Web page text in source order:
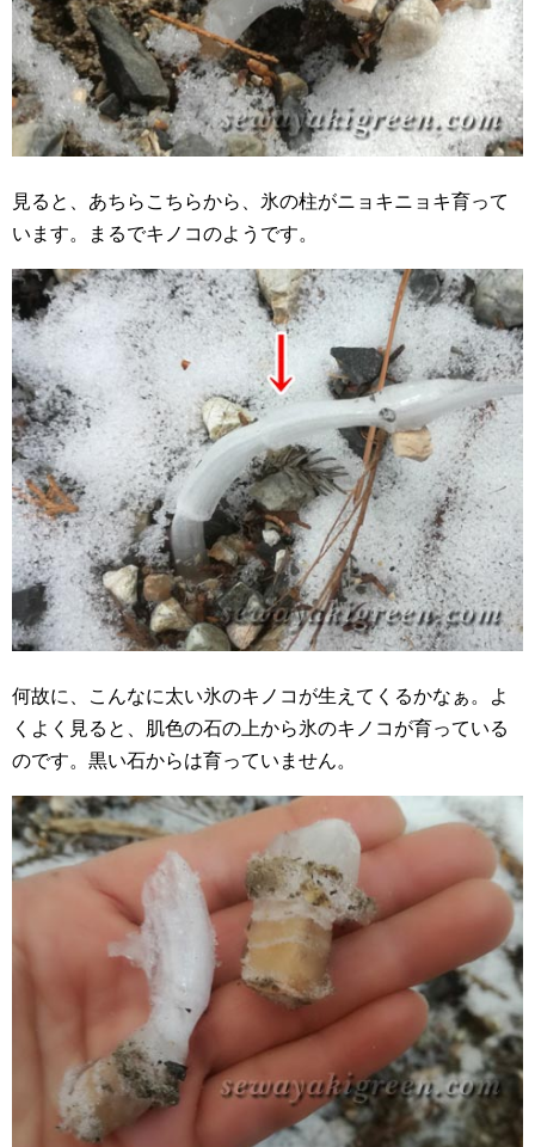
見ると、あちらこちらから、氷の柱がニョキニョキ育って
います。まるでキノコのようです。
何故に、こんなに太い氷のキノコが生えてくるかなぁ。よ
くよく見ると、肌色の石の上から氷のキノコが育っている
のです。黒い石からは育っていません。